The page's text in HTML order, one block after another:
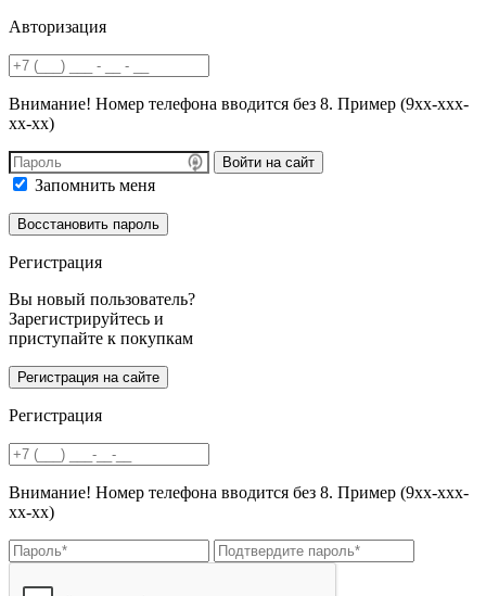
Авторизация
Внимание! Номер телефона вводится без 8. Пример (9хх-ххх-
хх-хх)
Войти на сайт
Запомнить меня
Регистрация
Вы новый пользователь?
Зарегистрируйтесь и
приступайте к покупкам
Регистрация
Внимание! Номер телефона вводится без 8. Пример (9хх-ххх-
хх-хх)